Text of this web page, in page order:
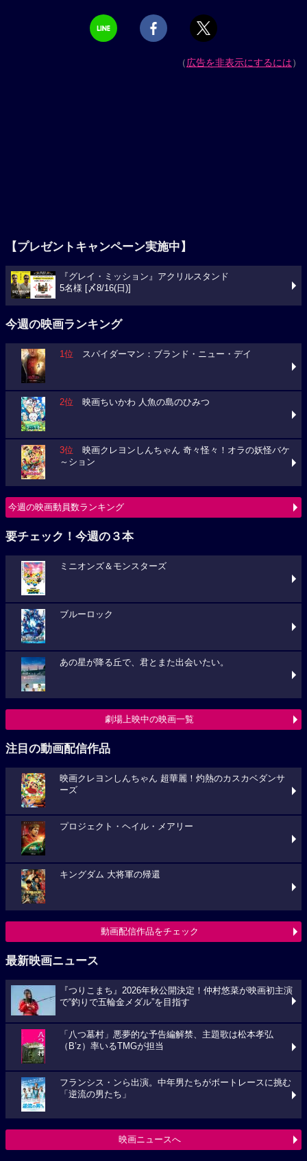
（広告を非表示にするには）
【プレゼントキャンペーン実施中】
『グレイ・ミッション』アクリルスタンド
5名様 [〆8/16(日)]
今週の映画ランキング
1位 スパイダーマン：ブランド・ニュー・デイ
2位 映画ちいかわ 人魚の島のひみつ
3位 映画クレヨンしんちゃん 奇々怪々！オラの妖怪バケ
～ション
今週の映画動員数ランキング
要チェック！今週の３本
ミニオンズ＆モンスターズ
ブルーロック
あの星が降る丘で、君とまた出会いたい。
劇場上映中の映画一覧
注目の動画配信作品
映画クレヨンしんちゃん 超華麗！灼熱のカスカベダンサ
ーズ
プロジェクト・ヘイル・メアリー
キングダム 大将軍の帰還
動画配信作品をチェック
最新映画ニュース
『つりこまち』2026年秋公開決定！仲村悠菜が映画初主演
で“釣りで五輪金メダル”を目指す
「八つ墓村」悪夢的な予告編解禁、主題歌は松本孝弘
（B’z）率いるTMGが担当
フランシス・ンら出演。中年男たちがボートレースに挑む
「逆流の男たち」
映画ニュースへ